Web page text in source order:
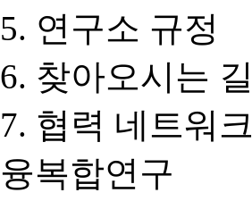
연구소 규정
찾아오시는 길
협력 네트워크
융복합연구